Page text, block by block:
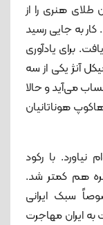
هنری را از
به جایی رسید
برای یادآوری
آنژ یکی از سه
می‌آید و حالا
هوناتانیان
نیاورد. با رکود
هم کمتر شد.
سبک ایرانی
ایران مهاجرت